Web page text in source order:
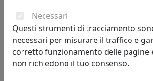
Necessari
Questi strumenti di tracciamento
necessari per misurare il traffico e
corretto funzionamento delle pagine
non richiedono il tuo consenso.